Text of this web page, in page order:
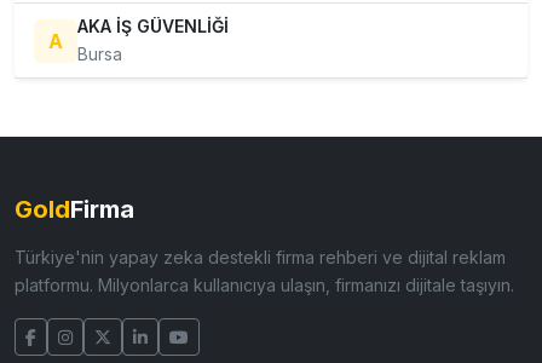
A
AKA İŞ GÜVENLİĞİ
Bursa
GoldFirma
Türkiye'nin yapay zeka destekli firma rehberi ve dijital reklam
platformu. Milyonlarca kullanıcıya ulaşın, firmanızı dijitale taşıyın.